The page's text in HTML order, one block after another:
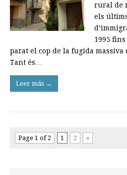
rural de
els
1995
parat el cop de la fugida massiva
Tant és…
Leer más →
Page 1 of 2 1 2 »